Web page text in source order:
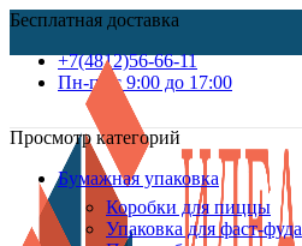
Бесплатная доставка
+7(4812)56-66-11
Пн-пт c 9:00 до 17:00
Просмотр категорий
Бумажная упаковка
Коробки для пиццы
Упаковка для фаст-фуда